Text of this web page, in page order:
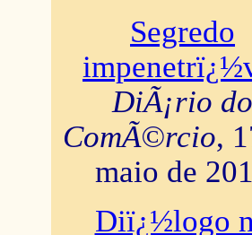
Segredo
DiÃ¡rio do
ComÃ©rcio,
maio de
Diï¿½logo